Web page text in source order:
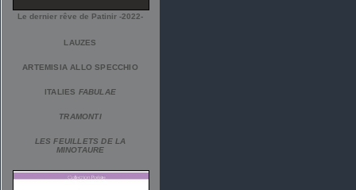
Le dernier rêve de Patinir -2022-
LAUZES
ARTEMISIA ALLO SPECCHIO
ITALIES FABULAE
TRAMONTI
LES FEUILLETS DE LA
MINOTAURE